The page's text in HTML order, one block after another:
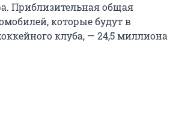
Приблизительная общая
которые будут в
клуба, — 24,5 миллиона